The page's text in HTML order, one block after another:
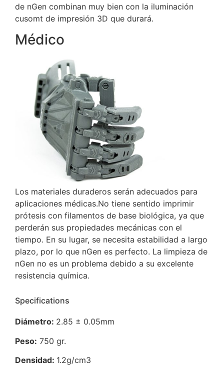
de nGen combinan muy bien con la iluminación
cusomt de impresión 3D que durará.
Médico
Los materiales duraderos serán adecuados para
aplicaciones médicas.No tiene sentido imprimir
prótesis con filamentos de base biológica, ya que
perderán sus propiedades mecánicas con el
tiempo. En su lugar, se necesita estabilidad a largo
plazo, por lo que nGen es perfecto. La limpieza de
nGen no es un problema debido a su excelente
resistencia química.
Specifications
Diámetro: 2.85 ± 0.05mm
Peso: 750 gr.
Densidad: 1.2g/cm3